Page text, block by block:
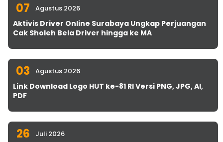
07 Agustus 2026
Aktivis Driver Online Surabaya Ungkap Perjuangan
Cak Sholeh Bela Driver hingga ke MA
03 Agustus 2026
Link Download Logo HUT ke-81 RI Versi PNG, JPG, AI,
PDF
26 Juli 2026